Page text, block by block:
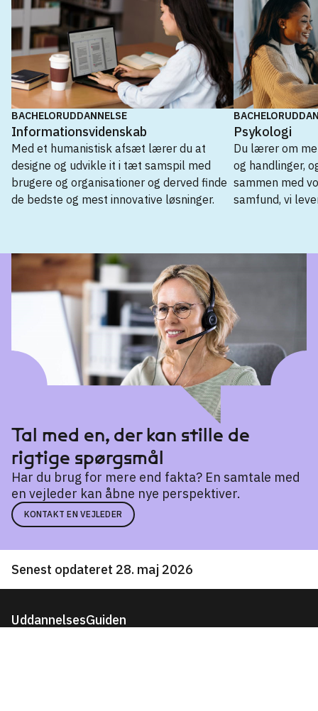
BACHELORUDDANNELSE
Informationsvidenskab
Med et humanistisk afsæt lærer du at
designe og udvikle it i tæt samspil med
brugere og organisationer og derved finde
de bedste og mest innovative løsninger.
Psykologi
Du lærer om
og handlinger,
sammen med
samfund, vi
Informationsvidenskab
Kognitions- og datavidenskab
Lingvistik
Tal med en, der kan stille de
rigtige spørgsmål
Har du brug for mere end fakta? En samtale med
en vejleder kan åbne nye perspektiver.
KONTAKT EN VEJLEDER
Senest opdateret 28. maj 2026
UddannelsesGuiden